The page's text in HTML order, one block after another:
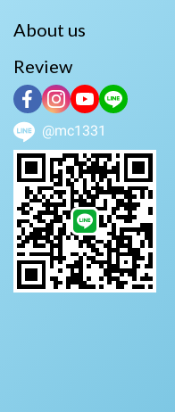
About us
Review
@mc1331